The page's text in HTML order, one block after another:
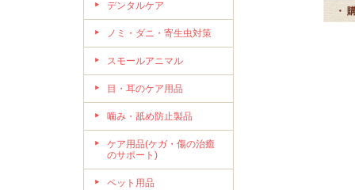
デンタルケア
ノミ・ダニ・寄生虫対策
スモールアニマル
目・耳のケア用品
噛み・舐め防止製品
ケア用品(ケガ・傷の治癒
のサポート)
ペット用品
・